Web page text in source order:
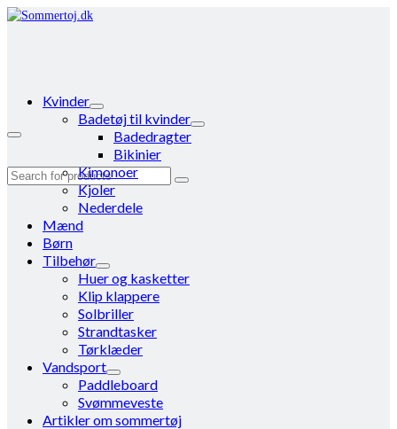
Search
Kvinder
Badetøj til kvinder
Badedragter
Bikinier
Kimonoer
Kjoler
Nederdele
Mænd
Børn
Tilbehør
Huer og kasketter
Klip klappere
Solbriller
Strandtasker
Tørklæder
Vandsport
Paddleboard
Svømmeveste
Artikler om sommertøj